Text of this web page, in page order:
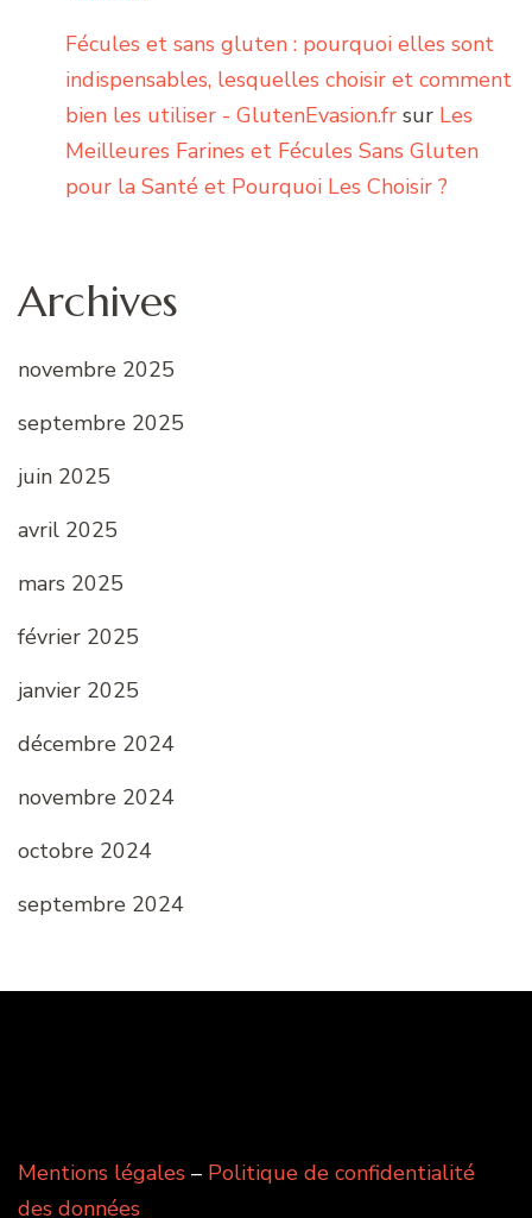
Fécules et sans gluten : pourquoi elles sont
indispensables, lesquelles choisir et comment
bien les utiliser - GlutenEvasion.fr sur Les
Meilleures Farines et Fécules Sans Gluten
pour la Santé et Pourquoi Les Choisir ?
Archives
novembre 2025
septembre 2025
juin 2025
avril 2025
mars 2025
février 2025
janvier 2025
décembre 2024
novembre 2024
octobre 2024
septembre 2024
Mentions légales – Politique de confidentialité
des données